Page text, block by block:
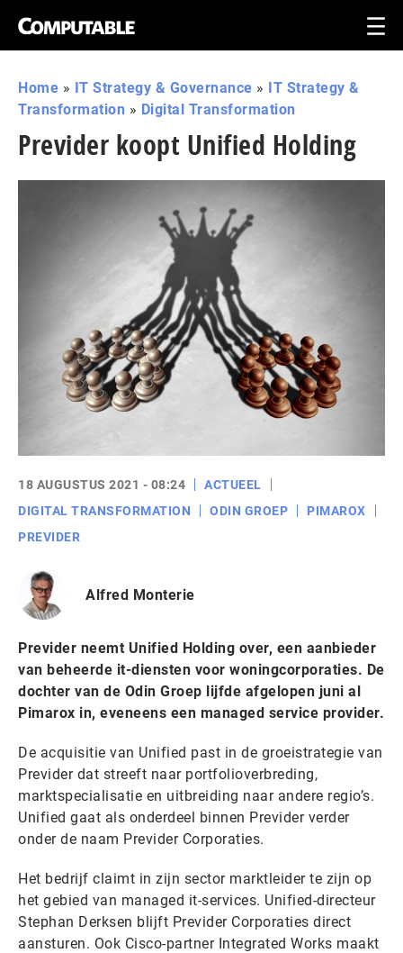
Home » IT Strategy & Governance » IT Strategy &
Transformation » Digital Transformation
Previder koopt Unified Holding
18 AUGUSTUS 2021 - 08:24
ACTUEEL
DIGITAL TRANSFORMATION
ODIN GROEP
PIMAROX
PREVIDER
Alfred Monterie
Previder neemt Unified Holding over, een aanbieder
van beheerde it-diensten voor woningcorporaties. De
dochter van de Odin Groep lijfde afgelopen juni al
Pimarox in, eveneens een managed service provider.
De acquisitie van Unified past in de groeistrategie van
Previder dat streeft naar portfolioverbreding,
marktspecialisatie en uitbreiding naar andere regio’s.
Unified gaat als onderdeel binnen Previder verder
onder de naam Previder Corporaties.
Het bedrijf claimt in zijn sector marktleider te zijn op
het gebied van managed it-services. Unified-directeur
Stephan Derksen blijft Previder Corporaties direct
aansturen. Ook Cisco-partner Integrated Works maakt